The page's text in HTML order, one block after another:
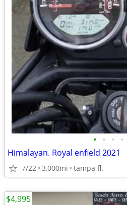
• • • •
Himalayan. Royal enfield 2021
7/22 3,000mi tampa fl.
$4,995